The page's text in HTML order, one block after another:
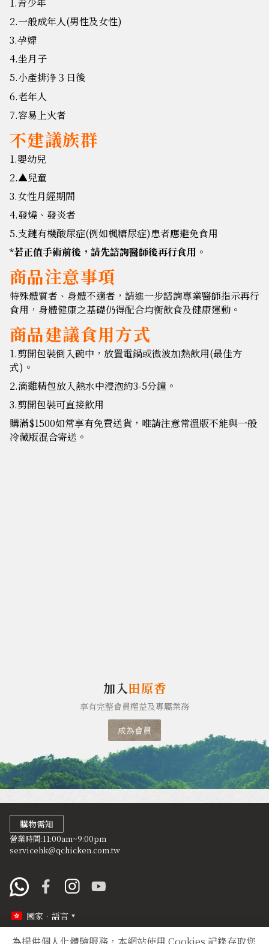
2.一般成年人(男性及女性)
3.孕婦
4.坐月子
5.小產排浄３日後
6.老年人
7.容易上火者
不建議族群
1.嬰幼兒
2.▲兒童
3.女性月經期間
4.發燒、發炎者
5.支鏈有機酸尿症(例如楓糖尿症)患者應避免食用
*若正值手術前後，請先諮詢醫師後再行食用。
商品注意事項
特殊體質者、身體不適者，請進一步諮詢專業醫師指示再行
食用，身體健康之基礎仍得配合均衡飲食及健康運動。
商品建議食用方式
1.剪開包裝倒入碗中，放置電鍋或微波加熱飲用(最佳方
式)。
2.滴雞精包放入熱水中浸泡約3-5分鐘。
3.剪開包裝可直接飲用
購滿$1500如常享有免費送貨，唯請注意常溫版不能與一般
冷藏版混合寄送。
加入田原香
享有完整會員權益及專屬業務
成為會員
購物需知
營業時間:11:00am~9:00pm
servicehk@qchicken.com.tw
國家．語言